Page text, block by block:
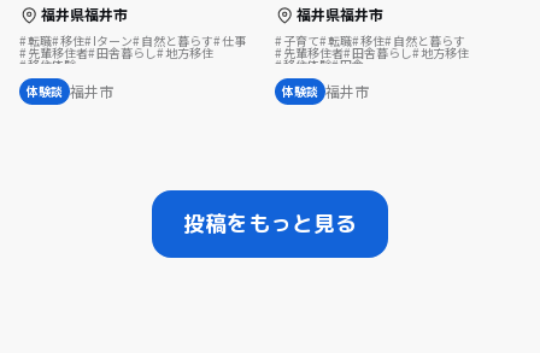
福井県福井市
転職 移住 Iターン 自然と暮らす 仕事
先輩移住者 田舎暮らし 地方移住
移住体験
体験談 福井市
福井県福井市
子育て 転職 移住 自然と暮らす
先輩移住者 田舎暮らし 地方移住
移住体験 田舎
体験談 福井市
投稿をもっと見る